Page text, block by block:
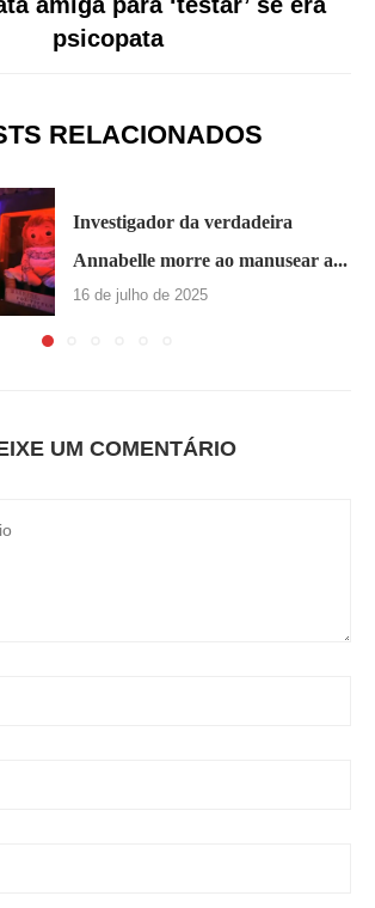
psicopata
RELACIONADOS
Investigador da verdadeira
Annabelle morre ao manusear a...
16 de julho de 2025
UM COMENTÁRIO